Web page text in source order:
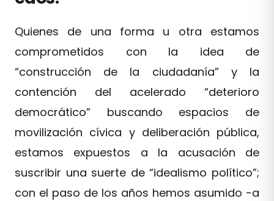
Quienes de una forma u otra estamos
comprometidos con la idea de
“construcción de la ciudadanía” y la
contención del acelerado “deterioro
democrático” buscando espacios de
movilización cívica y deliberación pública,
estamos expuestos a la acusación de
suscribir una suerte de “idealismo político”;
con el paso de los años hemos asumido -a